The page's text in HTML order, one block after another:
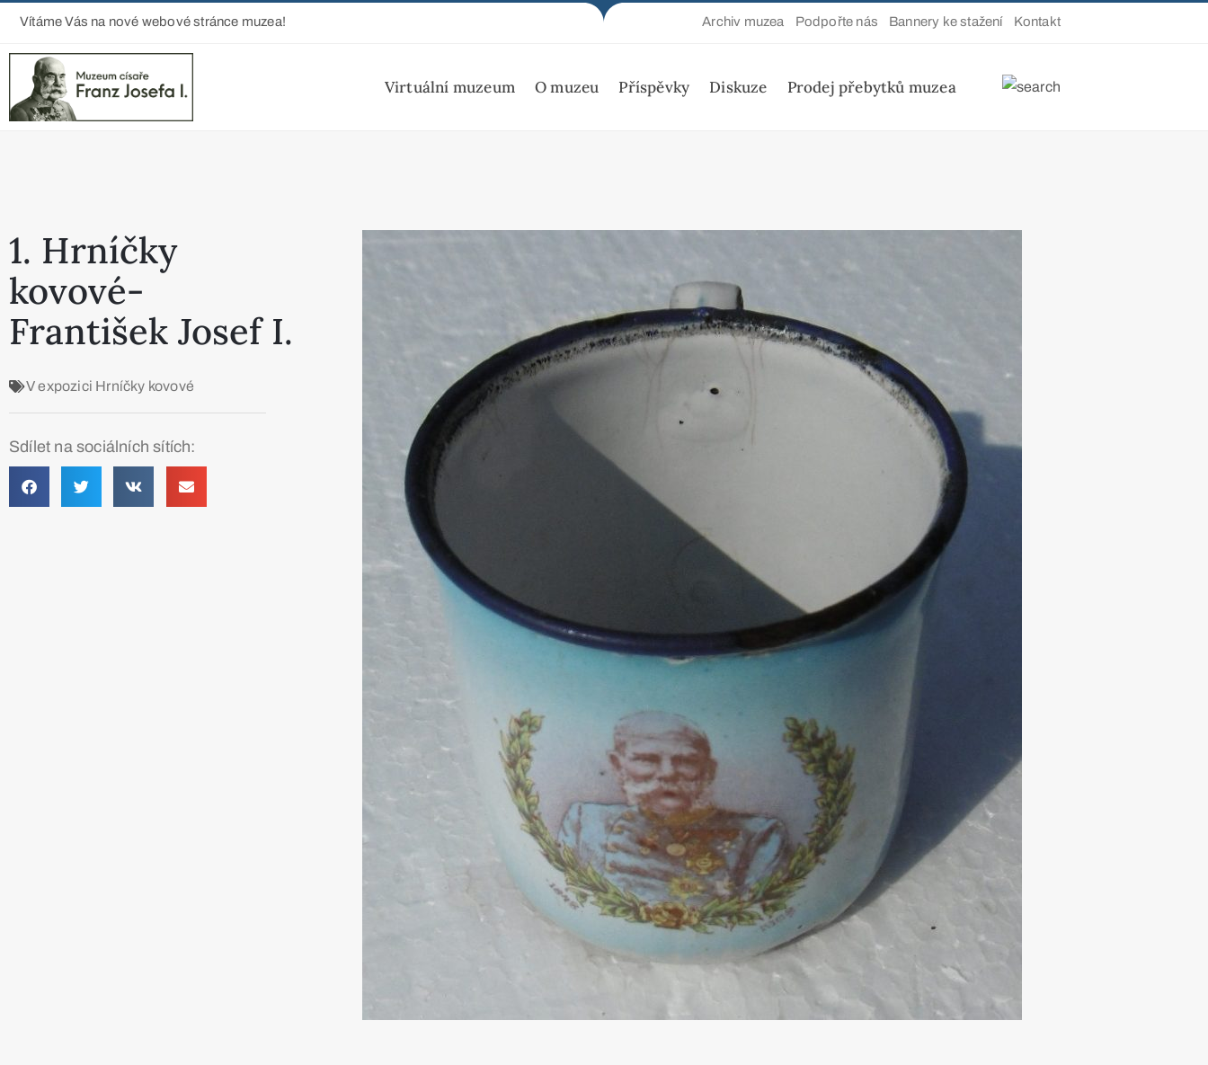
Vítáme Vás na nové webové stránce muzea! Archiv muzea Podpořte nás Bannery ke stažení Kontakt
Virtuální muzeum O muzeu Příspěvky Diskuze Prodej přebytků muzea
1. Hrníčky
kovové-
František Josef I.
V expozici Hrníčky kovové
Sdílet na sociálních sítích: